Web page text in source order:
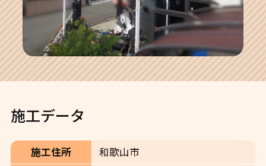
施工データ
施工住所 和歌山市